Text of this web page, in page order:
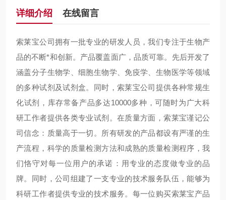
详细介绍 在线留言
索莱宝公司拥有一批专业的研发人员，我们专注于生物产
品的不断*和创新。产品覆盖面广，品质可靠。先后开发了
涵盖分子生物学、细胞生物学、免疫学、生物医学等领域
的多种试剂及试剂盒。同时，索莱宝公司提供各种常规生
化试剂，库存常备产品多达10000多种，可随时为广大科
研工作者提供各类专业试剂。在质量方面，索莱宝谨记公
司信念：质量高于一切。所有研发的产品都设有严谨的生
产流程，科学的质量检测方法和成熟的质量检测程序，我
们恪守对每一位用户的承诺：用专业的态度做专业的品
牌。同时，公司组建了一支专业的技术服务队伍，能够为
科研工作者提供专业的技术服务。每一位购买索莱宝产品